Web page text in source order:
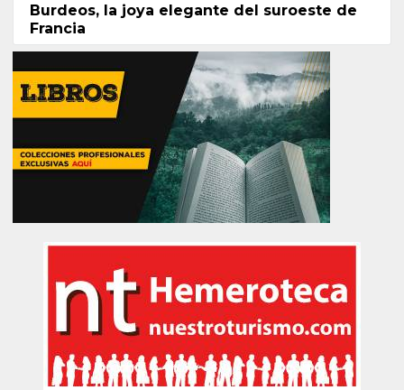
Burdeos, la joya elegante del suroeste de
Francia